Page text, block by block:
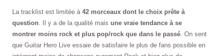
La tracklist est limitée à 42 morceaux dont le choix prête à
question . Il y a de la qualité mais une vraie tendance à se
montrer moins rock et plus pop/rock que dans le passé . On sent
que Guitar Hero Live essaie de satisfaire le plus de fans possible en